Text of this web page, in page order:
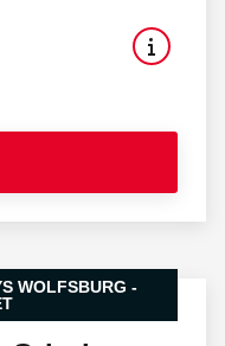
WOLFSBURG -